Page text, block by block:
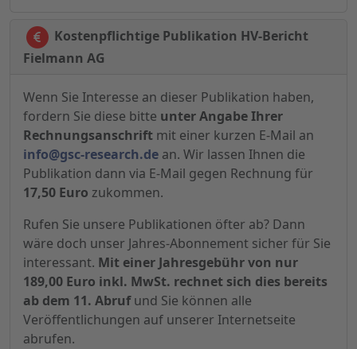
Kostenpflichtige Publikation HV-Bericht
Fielmann AG
Wenn Sie Interesse an dieser Publikation haben,
fordern Sie diese bitte unter Angabe Ihrer
Rechnungsanschrift mit einer kurzen E-Mail an
info@gsc-research.de an. Wir lassen Ihnen die
Publikation dann via E-Mail gegen Rechnung für
17,50 Euro zukommen.
Rufen Sie unsere Publikationen öfter ab? Dann
wäre doch unser Jahres-Abonnement sicher für Sie
interessant. Mit einer Jahresgebühr von nur
189,00 Euro inkl. MwSt. rechnet sich dies bereits
ab dem 11. Abrufund Sie können alle
Veröffentlichungen auf unserer Internetseite
abrufen.